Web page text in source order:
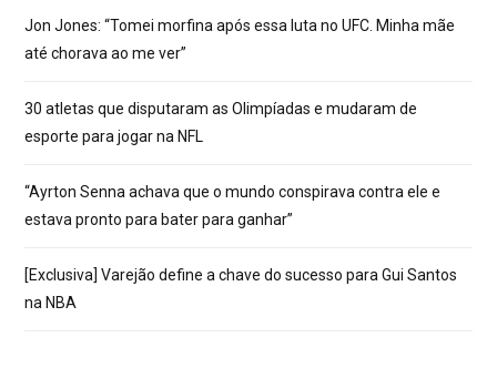
Jon Jones: “Tomei morfina após essa luta no UFC. Minha mãe
até chorava ao me ver”
30 atletas que disputaram as Olimpíadas e mudaram de
esporte para jogar na NFL
“Ayrton Senna achava que o mundo conspirava contra ele e
estava pronto para bater para ganhar”
[Exclusiva] Varejão define a chave do sucesso para Gui Santos
na NBA